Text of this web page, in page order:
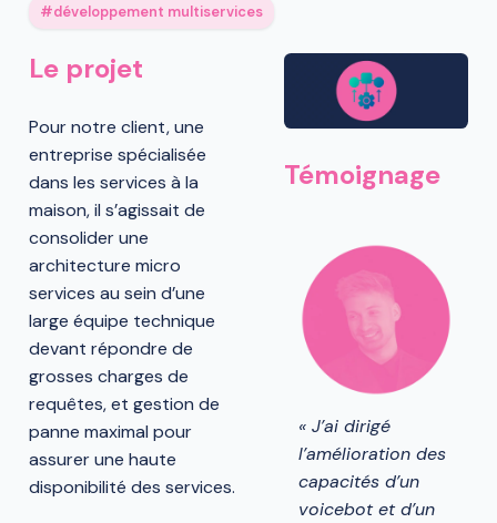
développement multiservices
Le projet
Pour notre client, une
entreprise spécialisée
dans les services à la
maison, il s’agissait de
consolider une
architecture micro
services au sein d’une
large équipe technique
devant répondre de
grosses charges de
requêtes, et gestion de
panne maximal pour
assurer une haute
disponibilité des services.
Témoignage
« J’ai dirigé
l’amélioration des
capacités d’un
voicebot et d’un